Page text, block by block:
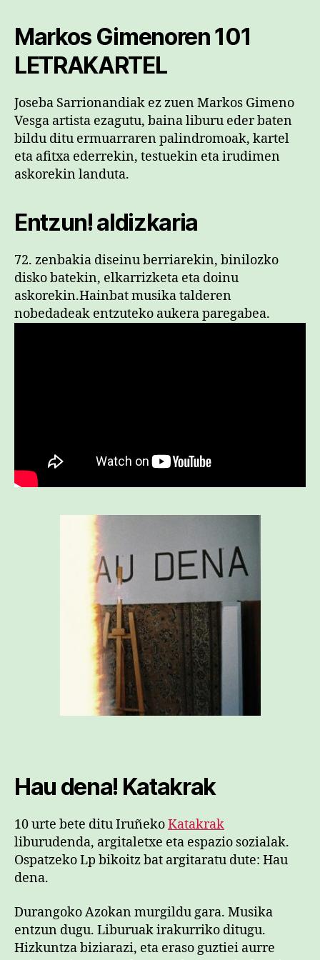
Markos Gimenoren 101
LETRAKARTEL
Joseba Sarrionandiak ez zuen Markos Gimeno
Vesga artista ezagutu, baina liburu eder baten
bildu ditu ermuarraren palindromoak, kartel
eta afitxa ederrekin, testuekin eta irudimen
askorekin landuta.
Entzun! aldizkaria
72. zenbakia diseinu berriarekin, binilozko
disko batekin, elkarrizketa eta doinu
askorekin.Hainbat musika talderen
nobedadeak entzuteko aukera paregabea.
Hau dena! Katakrak
10 urte bete ditu IruñekoKatakrak
liburudenda, argitaletxe eta espazio sozialak.
Ospatzeko Lp bikoitz bat argitaratu dute: Hau
dena.
Durangoko Azokan murgildu gara. Musika
entzun dugu. Liburuak irakurriko ditugu.
Hizkuntza biziarazi, eta eraso guztiei aurre